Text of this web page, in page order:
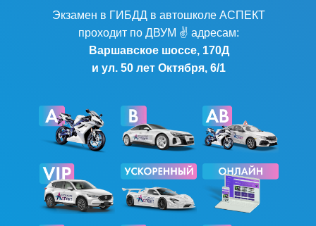
Экзамен в ГИБДД в автошколе АСПЕКТ
проходит по ДВУМ ✌ адресам:
Варшавское шоссе, 170Д
и ул. 50 лет Октября, 6/1